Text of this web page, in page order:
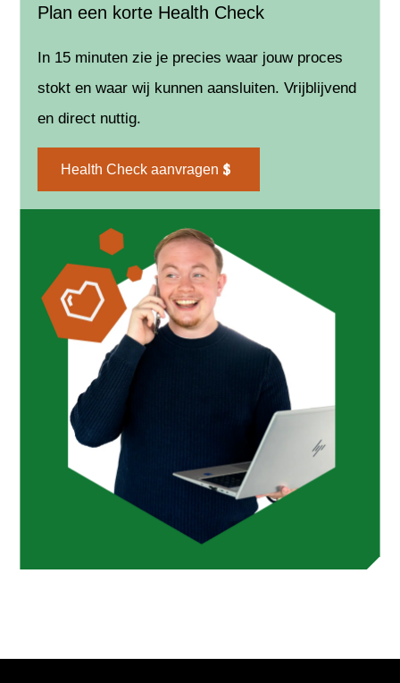
Plan een korte Health Check
In 15 minuten zie je precies waar jouw proces
stokt en waar wij kunnen aansluiten. Vrijblijvend
en direct nuttig.
Health Check aanvragen